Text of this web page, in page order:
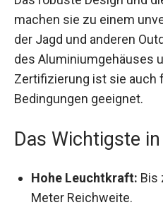
machen sie zu einem
bei der Jagd und anderen
Dank des
Zertifizierung ist sie auch
Bedingungen geeignet.
Das Wichtigste in
Meter Reichweite.